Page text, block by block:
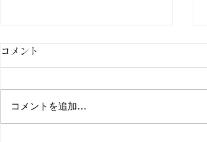
コメント
コメントを追加…